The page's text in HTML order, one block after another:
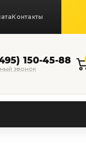
Контакты
150-45-88
звонок